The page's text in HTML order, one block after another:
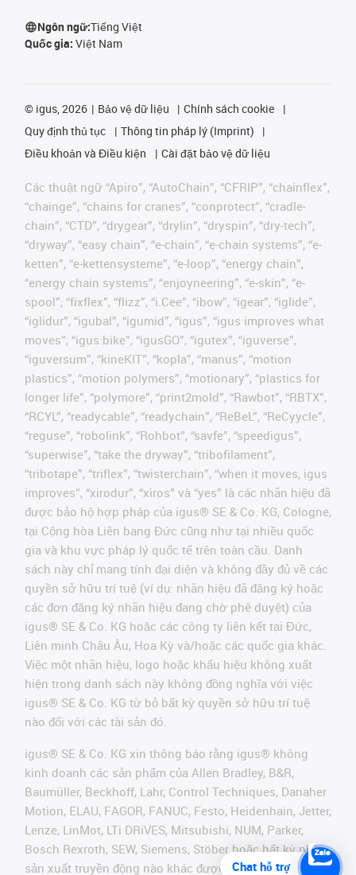
Ngôn ngữ:Tiếng Việt
Quốc gia: Việt Nam
© igus, 2026 Bảo vệ dữ liệu
Chính sách cookie
Quy định thủ tục
Thông tin pháp lý (Imprint)
Điều khoản và Điều kiện
Cài đặt bảo vệ dữ liệu
Các thuật ngữ “Apiro”, “AutoChain”, “CFRIP”, “chainflex”,
“chainge”, “chains for cranes”, “conprotect”, “cradle-
chain”, “CTD”, “drygear”, “drylin”, “dryspin”, “dry-tech”,
“dryway”, “easy chain”, “e-chain”, “e-chain systems”, “e-
ketten”, “e-kettensysteme”, “e-loop”, “energy chain”,
“energy chain systems”, “enjoyneering”, “e-skin”, “e-
spool”, “fixflex”, “flizz”, “i.Cee”, “ibow”, “igear”, “iglide”,
“iglidur”, “igubal”, “igumid”, “igus”, “igus improves what
moves”, “igus:bike”, “igusGO”, “igutex”, “iguverse”,
“iguversum”, “kineKIT”, “kopla”, “manus”, “motion
plastics”, “motion polymers”, “motionary”, “plastics for
longer life”, “polymore”, “print2mold”, “Rawbot”, “RBTX”,
“RCYL”, “readycable”, “readychain”, “ReBeL”, “ReCyycle”,
“reguse”, “robolink”, “Rohbot”, “savfe”, “speedigus”,
“superwise”, “take the dryway”, “tribofilament”,
“tribotape”, “triflex”, “twisterchain”, “when it moves, igus
improves”, “xirodur”, “xiros” và “yes” là các nhãn hiệu đã
được bảo hộ hợp pháp của igus® SE & Co. KG, Cologne,
tại Cộng hòa Liên bang Đức cũng như tại nhiều quốc
gia và khu vực pháp lý quốc tế trên toàn cầu. Danh
sách này chỉ mang tính đại diện và không đầy đủ về các
quyền sở hữu trí tuệ (ví dụ: nhãn hiệu đã đăng ký hoặc
các đơn đăng ký nhãn hiệu đang chờ phê duyệt) của
igus® SE & Co. KG hoặc các công ty liên kết tại Đức,
Liên minh Châu Âu, Hoa Kỳ và/hoặc các quốc gia khác.
Việc một nhãn hiệu, logo hoặc khẩu hiệu không xuất
hiện trong danh sách này không đồng nghĩa với việc
igus® SE & Co. KG từ bỏ bất kỳ quyền sở hữu trí tuệ
nào đối với các tài sản đó.
igus® SE & Co. KG xin thông báo rằng igus® không
kinh doanh các sản phẩm của Allen Bradley, B&R,
Baumüller, Beckhoff, Lahr, Control Techniques, Danaher
Motion, ELAU, FAGOR, FANUC, Festo, Heidenhain, Jetter,
Lenze, LinMot, LTi DRiVES, Mitsubishi, NUM, Parker,
Bosch Rexroth, SEW, Siemens, Stöber hoặc bất kỳ nhà
sản xuất truyền động nào khác được đề cập trên
Chat hỗ trợ